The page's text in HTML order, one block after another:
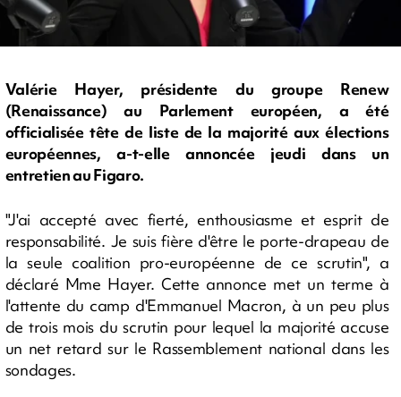
Valérie Hayer, présidente du groupe Renew
(Renaissance) au Parlement européen, a été
officialisée tête de liste de la majorité aux élections
européennes, a-t-elle annoncée jeudi dans un
entretien au Figaro.
"J'ai accepté avec fierté, enthousiasme et esprit de
responsabilité. Je suis fière d'être le porte-drapeau de
la seule coalition pro-européenne de ce scrutin", a
déclaré Mme Hayer. Cette annonce met un terme à
l'attente du camp d'Emmanuel Macron, à un peu plus
de trois mois du scrutin pour lequel la majorité accuse
un net retard sur le Rassemblement national dans les
sondages.